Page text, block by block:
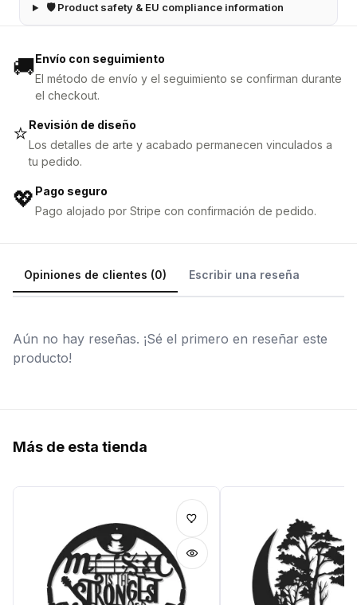
🛡 Product safety & EU compliance information
🚚Envío con seguimiento
El método de envío y el seguimiento se confirman durante
el checkout.
⭐Revisión de diseño
Los detalles de arte y acabado permanecen vinculados a
tu pedido.
💖 Pago seguro
Pago alojado por Stripe con confirmación de pedido.
Opiniones de clientes (0) Escribir una reseña
Aún no hay reseñas. ¡Sé el primero en reseñar este
producto!
Más de esta tienda